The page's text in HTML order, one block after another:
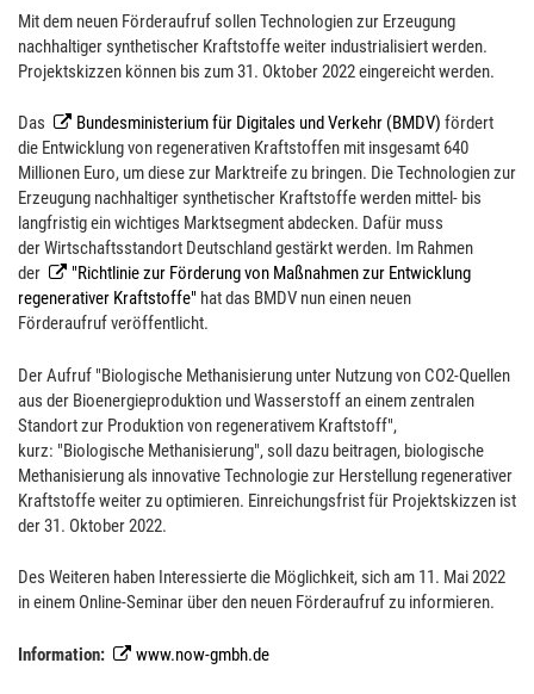
Mit dem neuen Förderaufruf sollen Technologien zur Erzeugung
nachhaltiger synthetischer Kraftstoffe weiter industrialisiert werden.
Projektskizzen können bis zum 31. Oktober 2022 eingereicht werden.
Das Bundesministerium für Digitales und Verkehr (BMDV) fördert
die Entwicklung von regenerativen Kraftstoffen mit insgesamt 640
Millionen Euro, um diese zur Marktreife zu bringen. Die Technologien zur
Erzeugung nachhaltiger synthetischer Kraftstoffe werden mittel- bis
langfristig ein wichtiges Marktsegment abdecken. Dafür muss
der Wirtschaftsstandort Deutschland gestärkt werden. Im Rahmen
der
"Richtlinie zur Förderung von Maßnahmen zur Entwicklung
regenerativer Kraftstoffe" hat das BMDV nun einen neuen
Förderaufruf veröffentlicht.
Der Aufruf "Biologische Methanisierung unter Nutzung von CO2-Quellen
aus der Bioenergieproduktion und Wasserstoff an einem zentralen
Standort zur Produktion von regenerativem Kraftstoff",
kurz: "Biologische Methanisierung", soll dazu beitragen, biologische
Methanisierung als innovative Technologie zur Herstellung regenerativer
Kraftstoffe weiter zu optimieren. Einreichungsfrist für Projektskizzen ist
der 31. Oktober 2022.
Des Weiteren haben Interessierte die Möglichkeit, sich am 11. Mai 2022
in einem Online-Seminar über den neuen Förderaufruf zu informieren.
Information: www.now-gmbh.de